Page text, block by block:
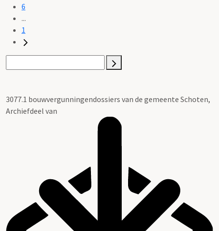
6
...
1
3077.1 bouwvergunningendossiers van de gemeente Schoten,
Archiefdeel van